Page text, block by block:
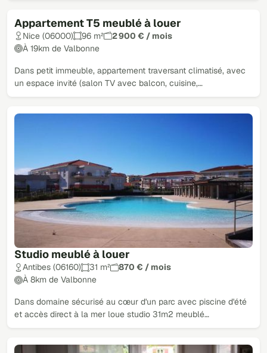
Appartement T5 meublé à louer
Nice (06000) 96 m²
2 900 € / mois
À 19km de Valbonne
Dans petit immeuble, appartement traversant climatisé, avec
un espace invité (salon TV avec balcon, cuisine,…
Studio meublé à louer
Antibes (06160) 31 m²
870 € / mois
À 8km de Valbonne
Dans domaine sécurisé au cœur d'un parc avec piscine d'été
et accès direct à la mer loue studio 31m2 meublé…